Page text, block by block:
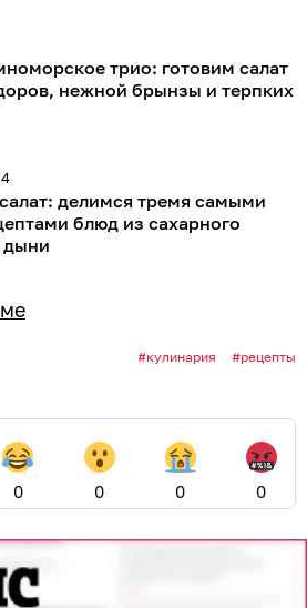
трио: готовим салат
нежной брынзы и терпких
делимся тремя самыми
блюд из сахарного
дыни
кулинария рецепты
0 0 0 0